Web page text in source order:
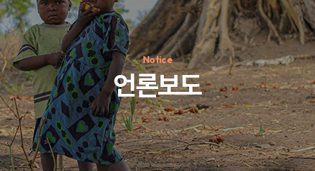
인기 키워드
#정기후원#하트플레이스#캠페인#팬덤후원
Notice
언론보도